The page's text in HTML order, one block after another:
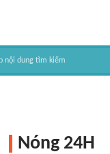
Nóng 24H